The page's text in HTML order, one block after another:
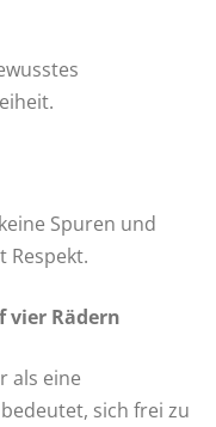
Spuren und
Respekt.
vier Rädern
als eine
sich frei zu